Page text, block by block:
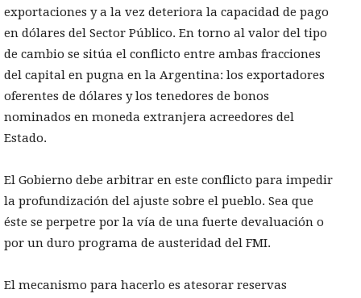
exportaciones y a la vez deteriora la capacidad de pago
en dólares del Sector Público. En torno al valor del tipo
de cambio se sitúa el conflicto entre ambas fracciones
del capital en pugna en la Argentina: los exportadores
oferentes de dólares y los tenedores de bonos
nominados en moneda extranjera acreedores del
Estado.
El Gobierno debe arbitrar en este conflicto para impedir
la profundización del ajuste sobre el pueblo. Sea que
éste se perpetre por la vía de una fuerte devaluación o
por un duro programa de austeridad del FMI.
El mecanismo para hacerlo es atesorar reservas